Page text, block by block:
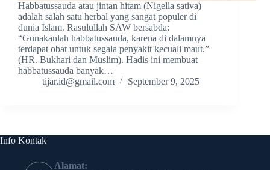
Habbatussauda atau jintan hitam (Nigella sativa)
adalah salah satu herbal yang sangat populer di
dunia Islam. Rasulullah SAW bersabda:
“Gunakanlah habbatussauda, karena di dalamnya
terdapat obat untuk segala penyakit kecuali maut.”
(HR. Bukhari dan Muslim). Hadis ini membuat
habbatussauda banyak…
tijar.id@gmail.com
September 9, 2025
Info Kontak
Alamat: